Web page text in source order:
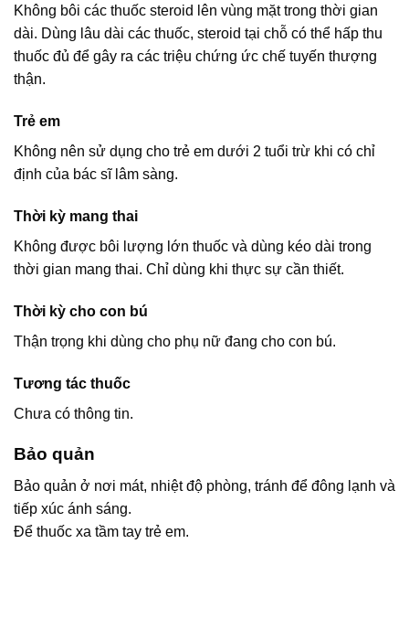
Không bôi các thuốc steroid lên vùng mặt trong thời gian
dài. Dùng lâu dài các thuốc, steroid tại chỗ có thể hấp thu
thuốc đủ để gây ra các triệu chứng ức chế tuyến thượng
thận.
Trẻ em
Không nên sử dụng cho trẻ em dưới 2 tuổi trừ khi có chỉ
định của bác sĩ lâm sàng.
Thời kỳ mang thai
Không được bôi lượng lớn thuốc và dùng kéo dài trong
thời gian mang thai. Chỉ dùng khi thực sự cần thiết.
Thời kỳ cho con bú
Thận trọng khi dùng cho phụ nữ đang cho con bú.
Tương tác thuốc
Chưa có thông tin.
Bảo quản
Bảo quản ở nơi mát, nhiệt độ phòng, tránh để đông lạnh và
tiếp xúc ánh sáng.
Để thuốc xa tầm tay trẻ em.